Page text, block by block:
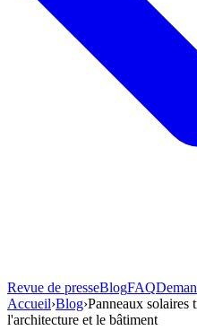
Revue de presseBlogFAQ
SolutionsAtouts
Produits
Accueil›Blog›Panneaux solaires
l'architecture et le bâtiment